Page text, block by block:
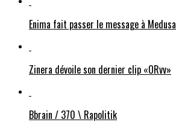
Enima fait passer le message à Medusa
Zinera dévoile son dernier clip «ORvv»
Bbrain / 370 \ Rapolitik